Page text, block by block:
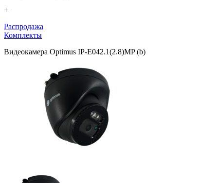
+
Распродажа
Комплекты
Видеокамера Optimus IP-E042.1(2.8)MP (b)